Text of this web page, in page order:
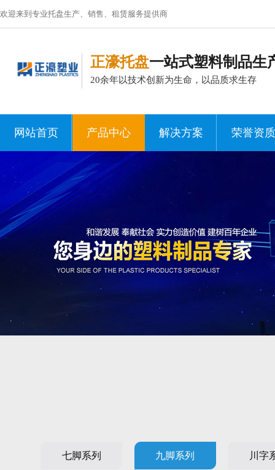
欢迎来到专业托盘生产、销售、租赁服务提供商
正濠托盘一站式塑料制品生
20余年以技术创新为生命，以品质求生存
网站首页 产品中心 解决方案 荣誉资质
七脚系列 九脚系列 川字